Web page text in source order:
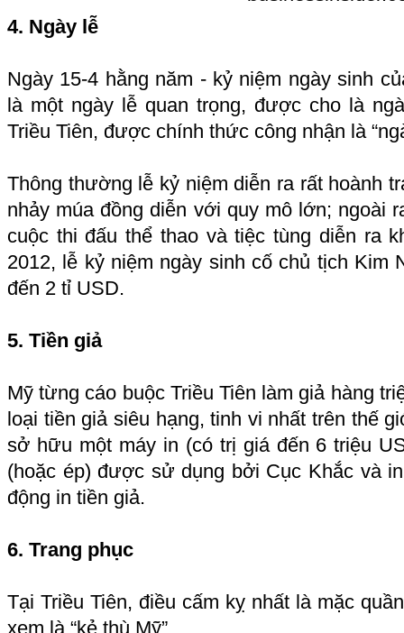
4. Ngày lễ
Ngày 15-4 hằng năm - kỷ niệm ngày sinh
là một ngày lễ quan trọng, được cho là
Triều Tiên, được chính thức công nhận là
Thông thường lễ kỷ niệm diễn ra rất hoành
nhảy múa đồng diễn với quy mô lớn; ngoài
cuộc thi đấu thể thao và tiệc tùng diễn ra
2012, lễ kỷ niệm ngày sinh cố chủ tịch
đến 2 tỉ USD.
5. Tiền giả
Mỹ từng cáo buộc Triều Tiên làm giả hàng
loại tiền giả siêu hạng, tinh vi nhất trên thế
sở hữu một máy in (có trị giá đến 6 triệu
(hoặc ép) được sử dụng bởi Cục Khắc và
động in tiền giả.
6. Trang phục
Tại Triều Tiên, điều cấm kỵ nhất là mặc
xem là “kẻ thù Mỹ”.